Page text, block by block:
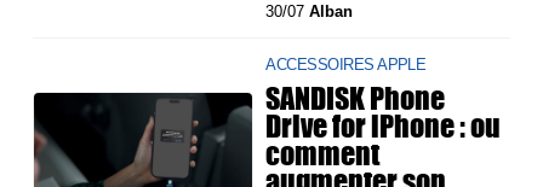
30/07Alban
ACCESSOIRES APPLE
SANDISK Phone
Drive for iPhone : ou
comment